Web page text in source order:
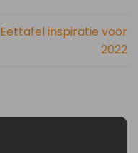
Eettafel inspiratie voor
2022